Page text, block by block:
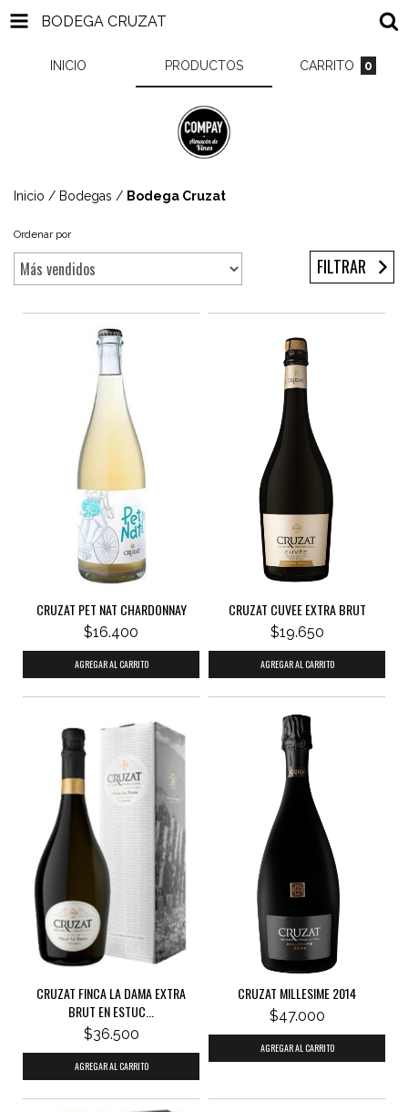
BODEGA CRUZAT
INICIO PRODUCTOS CARRITO 0
Inicio / Bodegas / Bodega Cruzat
Ordenar por
FILTRAR
CRUZAT PET NAT CHARDONNAY
$16.400
CRUZAT CUVEE EXTRA BRUT
$19.650
CRUZAT FINCA LA DAMA EXTRA
BRUT EN ESTUC...
$36.500
CRUZAT MILLESIME 2014
$47.000